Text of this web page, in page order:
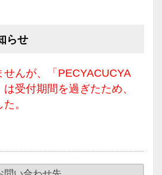
らせ
んが、「PECYACUCYA
受付期間を過ぎたため、
。